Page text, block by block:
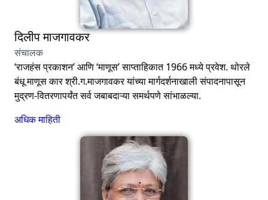
दिलीप माजगावकर
संचालक
‘राजहंस प्रकाशन’ आणि ‘माणूस’ साप्ताहिकात 1966 मध्ये प्रवेश. थोरले
बंधू माणूस कार श्री.ग.माजगावकर यांच्या मार्गदर्शनाखाली संपादनापासून
मुद्रण-वितरणापर्यंत सर्व जबाबदाऱ्या समर्थपणे सांभाळल्या.
अधिक माहिती